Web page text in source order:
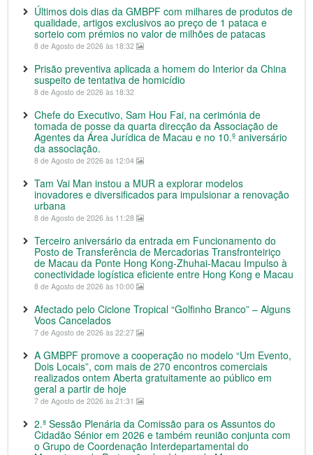
Últimos dois dias da GMBPF com milhares de produtos de
qualidade, artigos exclusivos ao preço de 1 pataca e
sorteio com prémios no valor de milhões de patacas
8 de Agosto de 2026 às 18:32
Prisão preventiva aplicada a homem do Interior da China
suspeito de tentativa de homicídio
8 de Agosto de 2026 às 18:32
Chefe do Executivo, Sam Hou Fai, na cerimónia de
tomada de posse da quarta direcção da Associação de
Agentes da Área Jurídica de Macau e no 10.º aniversário
da associação.
8 de Agosto de 2026 às 12:04
Tam Vai Man instou a MUR a explorar modelos
inovadores e diversificados para impulsionar a renovação
urbana
8 de Agosto de 2026 às 11:28
Terceiro aniversário da entrada em Funcionamento do
Posto de Transferência de Mercadorias Transfronteiriço
de Macau da Ponte Hong Kong-Zhuhai-Macau Impulso à
conectividade logística eficiente entre Hong Kong e Macau
8 de Agosto de 2026 às 10:00
Afectado pelo Ciclone Tropical “Golfinho Branco” – Alguns
Voos Cancelados
7 de Agosto de 2026 às 22:27
A GMBPF promove a cooperação no modelo “Um Evento,
Dois Locais”, com mais de 270 encontros comerciais
realizados ontem Aberta gratuitamente ao público em
geral a partir de hoje
7 de Agosto de 2026 às 21:31
2.ª Sessão Plenária da Comissão para os Assuntos do
Cidadão Sénior em 2026 e também reunião conjunta com
o Grupo de Coordenação Interdepartamental do